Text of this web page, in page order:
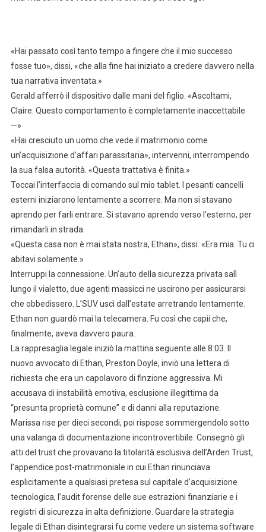
«Hai passato così tanto tempo a fingere che il mio successo
fosse tuo», dissi, «che alla fine hai iniziato a credere davvero nella
tua narrativa inventata.»
Gerald afferrò il dispositivo dalle mani del figlio. «Ascoltami,
Claire. Questo comportamento è completamente inaccettabile
—»
«Hai cresciuto un uomo che vede il matrimonio come
un’acquisizione d’affari parassitaria», intervenni, interrompendo
la sua falsa autorità. «Questa trattativa è finita.»
Toccai l’interfaccia di comando sul mio tablet. I pesanti cancelli
esterni iniziarono lentamente a scorrere. Ma non si stavano
aprendo per farli entrare. Si stavano aprendo verso l’esterno, per
rimandarli in strada.
«Questa casa non è mai stata nostra, Ethan», dissi. «Era mia. Tu ci
abitavi solamente.»
Interruppi la connessione. Un’auto della sicurezza privata salì
lungo il vialetto, due agenti massicci ne uscirono per assicurarsi
che obbedissero. L’SUV uscì dall’estate arretrando lentamente.
Ethan non guardò mai la telecamera. Fu così che capii che,
finalmente, aveva davvero paura.
La rappresaglia legale iniziò la mattina seguente alle 8:03. Il
nuovo avvocato di Ethan, Preston Doyle, inviò una lettera di
richiesta che era un capolavoro di finzione aggressiva. Mi
accusava di instabilità emotiva, esclusione illegittima da
“presunta proprietà comune” e di danni alla reputazione.
Marissa rise per dieci secondi, poi rispose sommergendolo sotto
una valanga di documentazione incontrovertibile. Consegnò gli
atti del trust che provavano la titolarità esclusiva dell’Arden Trust,
l’appendice post-matrimoniale in cui Ethan rinunciava
esplicitamente a qualsiasi pretesa sul capitale d’acquisizione
tecnologica, l’audit forense delle sue estrazioni finanziarie e i
registri di sicurezza in alta definizione. Guardare la strategia
legale di Ethan disintegrarsi fu come vedere un sistema software